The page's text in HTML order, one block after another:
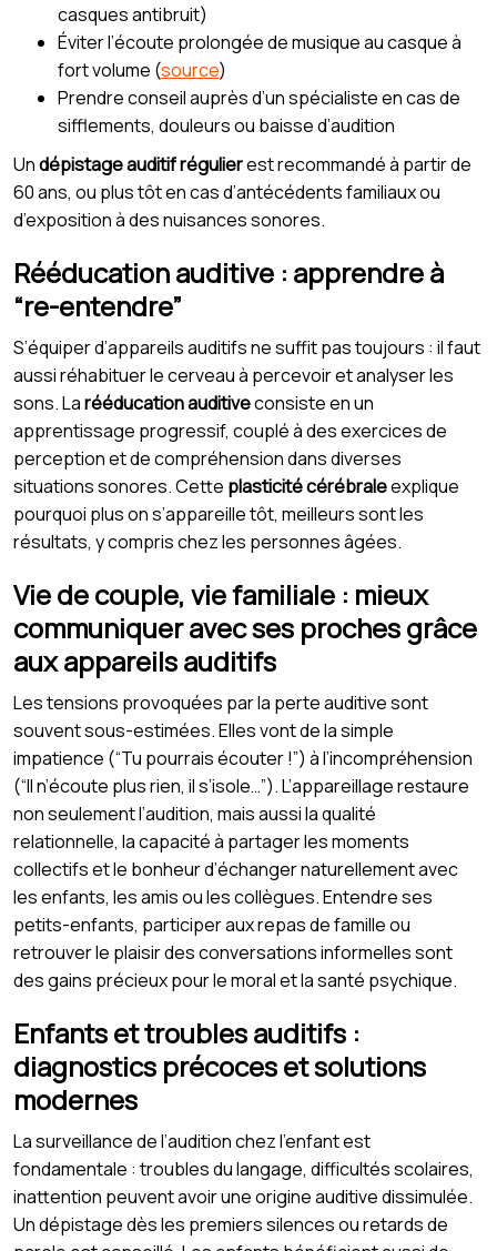
casques antibruit)
Éviter l’écoute prolongée de musique au casque à
fort volume (source)
Prendre conseil auprès d’un spécialiste en cas de
sifflements, douleurs ou baisse d’audition
Undépistage auditif régulierest recommandé à partir de
60 ans, ou plus tôt en cas d’antécédents familiaux ou
d’exposition à des nuisances sonores.
Rééducation auditive : apprendre à
“re-entendre”
S’équiper d’appareils auditifs ne suffit pas toujours : il faut
aussi réhabituer le cerveau à percevoir et analyser les
sons. Larééducation auditiveconsiste en un
apprentissage progressif, couplé à des exercices de
perception et de compréhension dans diverses
situations sonores. Cette plasticité cérébraleexplique
pourquoi plus on s’appareille tôt, meilleurs sont les
résultats, y compris chez les personnes âgées.
Vie de couple, vie familiale : mieux
communiquer avec ses proches grâce
aux appareils auditifs
Les tensions provoquées par la perte auditive sont
souvent sous-estimées. Elles vont de la simple
impatience (“Tu pourrais écouter !”) à l’incompréhension
(“Il n’écoute plus rien, il s’isole…”). L’appareillage restaure
non seulement l’audition, mais aussi la qualité
relationnelle, la capacité à partager les moments
collectifs et le bonheur d’échanger naturellement avec
les enfants, les amis ou les collègues. Entendre ses
petits-enfants, participer aux repas de famille ou
retrouver le plaisir des conversations informelles sont
des gains précieux pour le moral et la santé psychique.
Enfants et troubles auditifs :
diagnostics précoces et solutions
modernes
La surveillance de l’audition chez l’enfant est
fondamentale : troubles du langage, difficultés scolaires,
inattention peuvent avoir une origine auditive dissimulée.
Un dépistage dès les premiers silences ou retards de